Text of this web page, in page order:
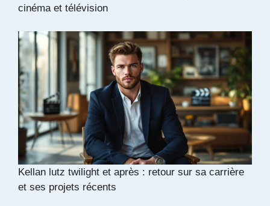
cinéma et télévision
Kellan lutz twilight et après : retour sur sa carrière
et ses projets récents